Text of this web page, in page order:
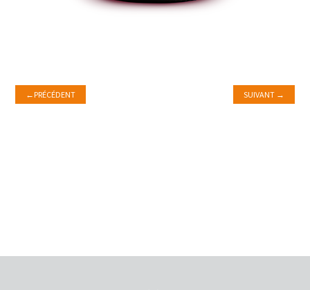
← PRÉCÉDENT SUIVANT →